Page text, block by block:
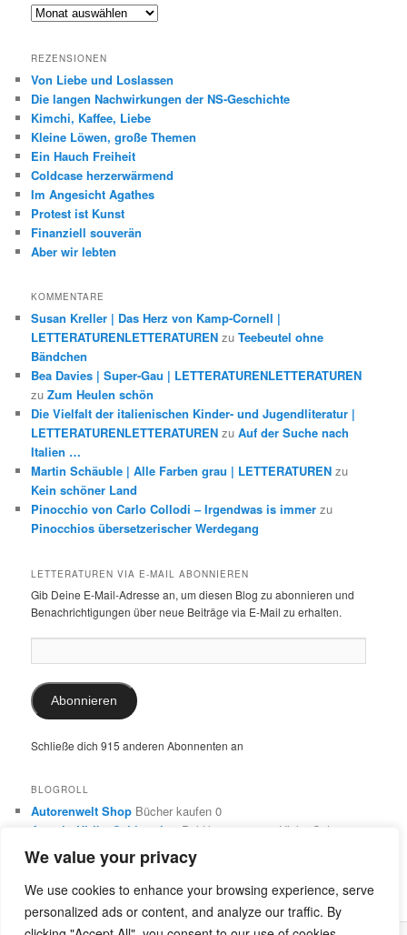
We value your privacy
We use cookies to enhance your browsing experience, serve
personalized ads or content, and analyze our traffic. By
Archiv
REZENSIONEN
Von Liebe und Loslassen
Die langen Nachwirkungen der NS-Geschichte
Kimchi, Kaffee, Liebe
Kleine Löwen, große Themen
Ein Hauch Freiheit
Coldcase herzerwärmend
Im Angesicht Agathes
Protest ist Kunst
Finanziell souverän
Aber wir lebten
KOMMENTARE
Susan Kreller | Das Herz von Kamp-Cornell |
LETTERATURENLETTERATUREN zuTeebeutel ohne
Bändchen
Bea Davies | Super-Gau | LETTERATURENLETTERATUREN
zuZum Heulen schön
Die Vielfalt der italienischen Kinder- und Jugendliteratur |
LETTERATURENLETTERATUREN zuAuf der Suche nach
Italien …
Martin Schäuble | Alle Farben grau | LETTERATUREN zu
Kein schöner Land
Pinocchio von Carlo Collodi – Irgendwas is immer zu
Pinocchios übersetzerischer Werdegang
LETTERATUREN VIA E-MAIL ABONNIEREN
Gib Deine E-Mail-Adresse an, um diesen Blog zu abonnieren und
Benachrichtigungen über neue Beiträge via E-Mail zu erhalten.
Mail-
Adresse:
Abonnieren
Schließe dich 915 anderen Abonnenten an
BLOGROLL
Autorenwelt Shop Bücher kaufen 0
Autorin Ulrike Schimming
Publikationen von Ulrike Schimming
0
Dr. Ulrike SchimmingÜbersetzungen aus dem Italienischen
und Englischen 0